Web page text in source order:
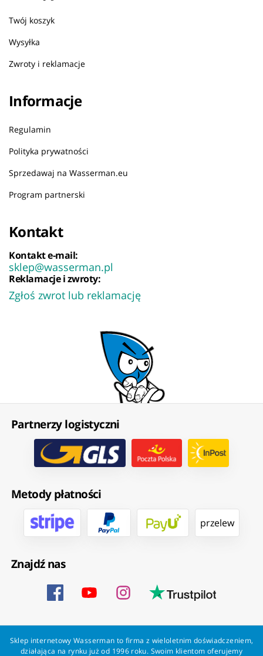
Twój koszyk
Wysyłka
Zwroty i reklamacje
Informacje
Regulamin
Polityka prywatności
Sprzedawaj na Wasserman.eu
Program partnerski
Kontakt
Kontakt e-mail:
sklep@wasserman.pl
Reklamacje i zwroty:
Zgłoś zwrot lub reklamację
Partnerzy logistyczni
Metody płatności
przelew
Znajdź nas
Sklep internetowy Wasserman to firma z wieloletnim doświadczeniem,
działająca na rynku już od 1996 roku. Swoim klientom oferujemy